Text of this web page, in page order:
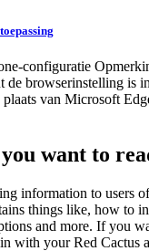
configuratie
de browserinstelling is
van Microsoft
want to
information to users
things like, how to
and more. If you
with your Red Cactus